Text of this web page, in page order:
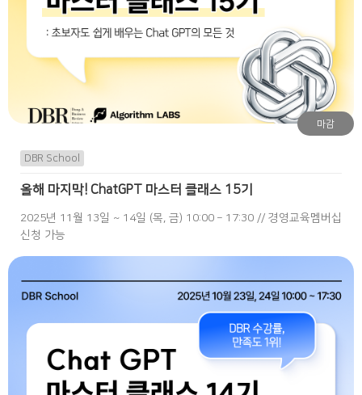
마감
DBR School
올해 마지막! ChatGPT 마스터 클래스 15기
2025년 11월 13일 ~ 14일 (목, 금) 10:00 – 17:30 // 경영교육멤버십
신청 가능